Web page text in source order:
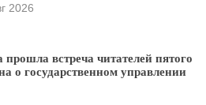
2026
встреча читателей пятого
о государственном управлении